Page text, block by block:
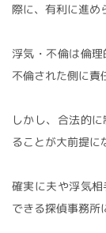
際に、有利に進め
浮気・不倫は倫
不倫された側に責
しかし、合法的
ることが大前提に
確実に夫や浮気
できる探偵事務所